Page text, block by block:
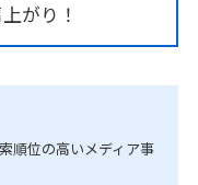
がり！
順位の高いメディア事